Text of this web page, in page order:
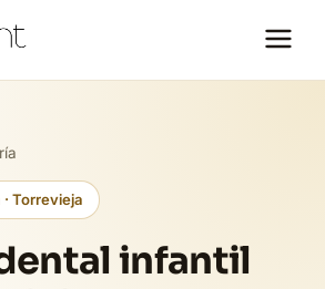
Torrevieja
infantil